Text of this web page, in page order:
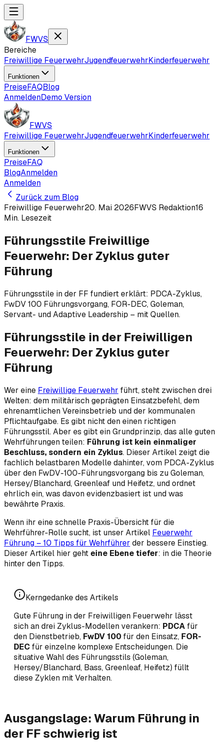
FWVS
Bereiche
Freiwillige FeuerwehrJugendfeuerwehrKinderfeuerwehr
Funktionen
PreiseFAQBlog
AnmeldenDemo Version
FWVS
Freiwillige FeuerwehrJugendfeuerwehrKinderfeuerwehr
Funktionen
PreiseFAQ
BlogAnmelden
Anmelden
Zurück zum Blog
Freiwillige Feuerwehr20. Mai 2026FWVS Redaktion16
Min. Lesezeit
Führungsstile Freiwillige
Feuerwehr: Der Zyklus guter
Führung
Führungsstile in der FF fundiert erklärt: PDCA-Zyklus,
FwDV 100 Führungsvorgang, FOR-DEC, Goleman,
Servant- und Adaptive Leadership – mit Quellen.
Führungsstile in der Freiwilligen
Feuerwehr: Der Zyklus guter
Führung
Wer eine Freiwillige Feuerwehr führt, steht zwischen drei
Welten: dem militärisch geprägten Einsatzbefehl, dem
ehrenamtlichen Vereinsbetrieb und der kommunalen
Pflichtaufgabe. Es gibt nichtden einen richtigen
Führungsstil. Aber es gibt ein Grundprinzip, das alle guten
Wehrführungen teilen: Führung ist kein einmaliger
Beschluss, sondern ein Zyklus. Dieser Artikel zeigt die
fachlich belastbaren Modelle dahinter, vom PDCA-Zyklus
über den FwDV-100-Führungsvorgang bis zu Goleman,
Hersey/Blanchard, Greenleaf und Heifetz, und ordnet
ehrlich ein, was davon evidenzbasiert ist und was
bewährte Praxis.
Wenn ihr eine schnelle Praxis-Übersicht für die
Wehrführer-Rolle sucht, ist unser Artikel Feuerwehr
Führung – 10 Tipps für Wehrführer der bessere Einstieg.
Dieser Artikel hier geht eine Ebene tiefer: in die Theorie
hinter den Tipps.
Kerngedanke des Artikels
Gute Führung in der Freiwilligen Feuerwehr lässt
sich an drei Zyklus-Modellen verankern: PDCAfür
den Dienstbetrieb, FwDV 100für den Einsatz, FOR-
DECfür einzelne komplexe Entscheidungen. Die
situative Wahl des Führungsstils (Goleman,
Hersey/Blanchard, Bass, Greenleaf, Heifetz) füllt
diese Zyklen mit Verhalten.
Ausgangslage: Warum Führung in
der FF schwierig ist